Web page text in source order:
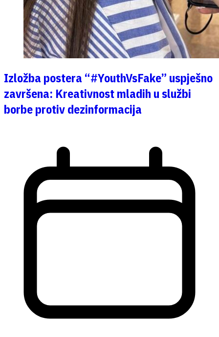
Izložba postera “#YouthVsFake” uspješno
završena: Kreativnost mladih u službi
borbe protiv dezinformacija